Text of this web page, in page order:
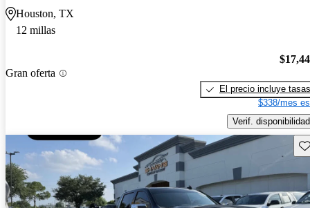
Houston, TX
12 millas
Gran oferta
El precio incluye tasas
$338/mes
Verif. disponibilidad